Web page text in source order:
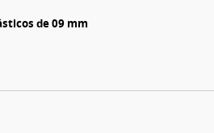
de 09 mm